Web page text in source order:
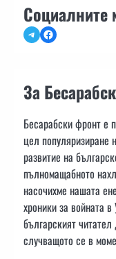
Социалните
TelegramFacebook
За
Бесарабски фронт е
цел популяризиране
развитие на
пълномащабното
насочихме нашата
хроники за войната
българският
случващото се в